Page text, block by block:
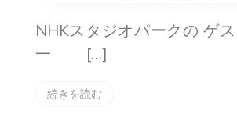
NHKスタジオパークの ゲ
一 […]
続きを読む